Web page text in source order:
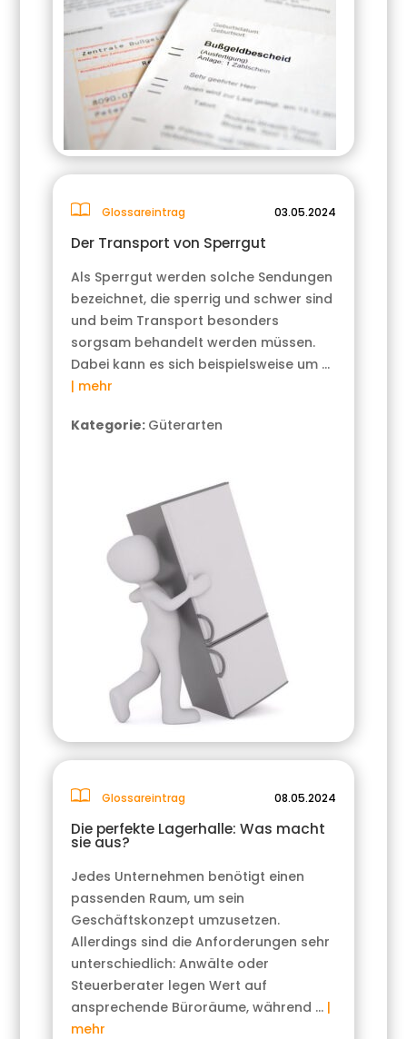
Glossareintrag 03.05.2024
Der Transport von Sperrgut
Als Sperrgut werden solche Sendungen
bezeichnet, die sperrig und schwer sind
und beim Transport besonders
sorgsam behandelt werden müssen.
Dabei kann es sich beispielsweise um …
| mehr
Kategorie: Güterarten
Glossareintrag 08.05.2024
Die perfekte Lagerhalle: Was macht
sie aus?
Jedes Unternehmen benötigt einen
passenden Raum, um sein
Geschäftskonzept umzusetzen.
Allerdings sind die Anforderungen sehr
unterschiedlich: Anwälte oder
Steuerberater legen Wert auf
ansprechende Büroräume, während … |
mehr